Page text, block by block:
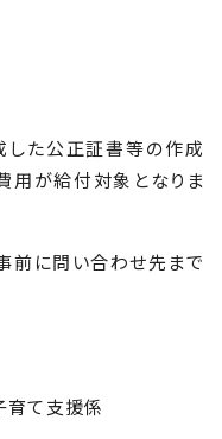
た公正証書等の作成
用が給付対象となりま
前に問い合わせ先まで
て支援係